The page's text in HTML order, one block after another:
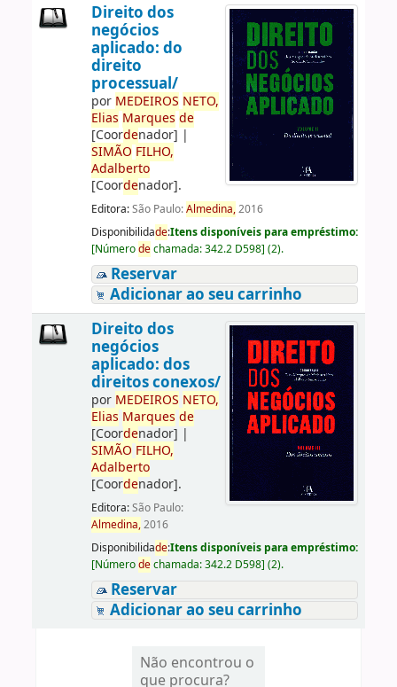
Direito dos
negócios
aplicado: do
direito
processual/
por MEDEIROS NETO,
Elias Marques de
[Coordenador] |
SIMÃO FILHO,
Adalberto
[Coordenador].
Editora:São Paulo:Almedina,2016
Disponibilidade:Itens disponíveis para empréstimo:
[Númerodechamada:342.2 D598] (2).
Reservar
Adicionar ao seu carrinho
Direito dos
negócios
aplicado: dos
direitos conexos/
por MEDEIROS NETO,
Elias Marques de
[Coordenador] |
SIMÃO FILHO,
Adalberto
[Coordenador].
Editora:São Paulo:
Almedina,2016
Disponibilidade:Itens disponíveis para empréstimo:
[Númerodechamada:342.2 D598] (2).
Reservar
Adicionar ao seu carrinho
Não encontrou o
que procura?